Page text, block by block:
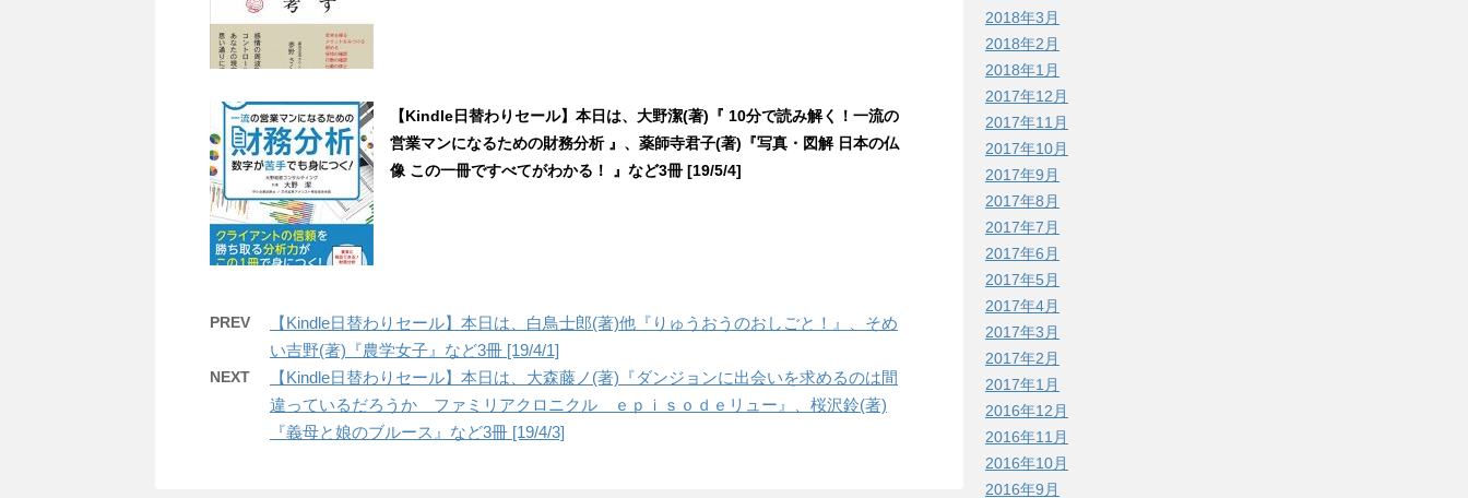
【Kindle日替わりセール】本日は、大野潔(著)『 10分で読み解く！一流の
営業マンになるための財務分析 』、薬師寺君子(著)『写真・図解 日本の仏
像 この一冊ですべてがわかる！ 』など3冊 [19/5/4]
PREV
【Kindle日替わりセール】本日は、白鳥士郎(著)他『りゅうおうのおしごと！』、そめ
い吉野(著)『農学女子』など3冊 [19/4/1]
NEXT
【Kindle日替わりセール】本日は、大森藤ノ(著)『ダンジョンに出会いを求めるのは間
違っているだろうか ファミリアクロニクル ｅｐｉｓｏｄｅリュー』、桜沢鈴(著)
『義母と娘のブルース』など3冊 [19/4/3]
2018年3月
2018年2月
2018年1月
2017年12月
2017年11月
2017年10月
2017年9月
2017年8月
2017年7月
2017年6月
2017年5月
2017年4月
2017年3月
2017年2月
2017年1月
2016年12月
2016年11月
2016年10月
2016年9月